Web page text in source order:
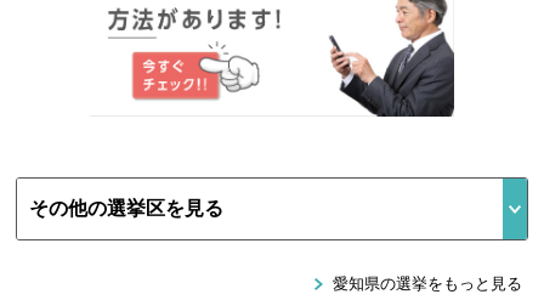
愛知県の選挙をもっと見る